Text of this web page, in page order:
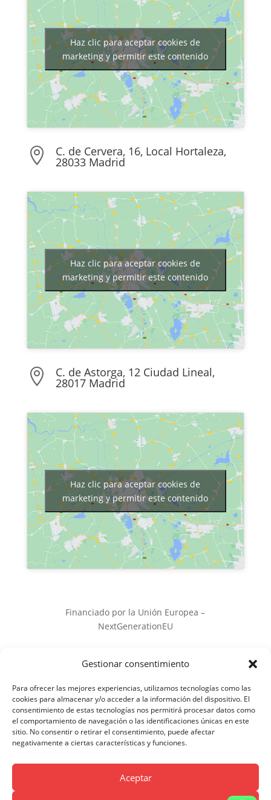
Gestionar consentimiento
Para ofrecer las mejores experiencias, utilizamos tecnologías como las
cookies para almacenar y/o acceder a la información del dispositivo. El
consentimiento de estas tecnologías nos permitirá procesar datos como
el comportamiento de navegación o las identificaciones únicas en este
sitio. No consentir o retirar el consentimiento, puede afectar
negativamente a ciertas características y funciones.
Aceptar
Haz clic para aceptar cookies de
marketing y permitir este contenido
 C. de Cervera, 16, Local Hortaleza,
28033 Madrid
Haz clic para aceptar cookies de
marketing y permitir este contenido
 C. de Astorga, 12 Ciudad Lineal,
28017 Madrid
Haz clic para aceptar cookies de
marketing y permitir este contenido
Financiado por la Unión Europea –
NextGenerationEU
derechos reservados |
Aviso Legal y Política de
Política de Cookies